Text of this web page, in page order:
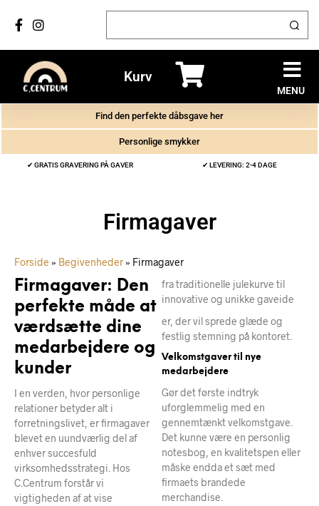
Kurv
MENU
Find den perfekte dåbsgave her
Personlige smykker
✔ GRATIS GRAVERING PÅ GAVER ✔ LEVERING: 2-4 DAGE
Firmagaver
Forside » Begivenheder » Firmagaver
Firmagaver: Den
perfekte måde at
værdsætte dine
medarbejdere og
kunder
I en verden, hvor personlige
relationer betyder alt i
forretningslivet, er firmagaver
blevet en uundværlig del af
enhver succesfuld
virksomhedsstrategi. Hos
C.Centrum forstår vi
vigtigheden af at vise
fra traditionelle julekurve til
innovative og unikke gaveide
er, der vil sprede glæde og
festlig stemning på kontoret.
Velkomstgaver til nye
medarbejdere
Gør det første indtryk
uforglemmelig med en
gennemtænkt velkomstgave.
Det kunne være en personlig
notesbog, en kvalitetspen eller
måske endda et sæt med
firmaets brandede
merchandise.